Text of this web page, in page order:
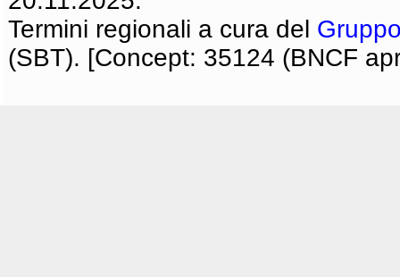
Termini regionali a cura del
(SBT). [Concept: 35124 (BNCF